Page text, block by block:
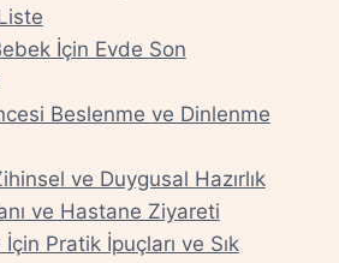
İçin Evde Son
Beslenme ve Dinlenme
ve Duygusal Hazırlık
ve Hastane Ziyareti
Pratik İpuçları ve Sık